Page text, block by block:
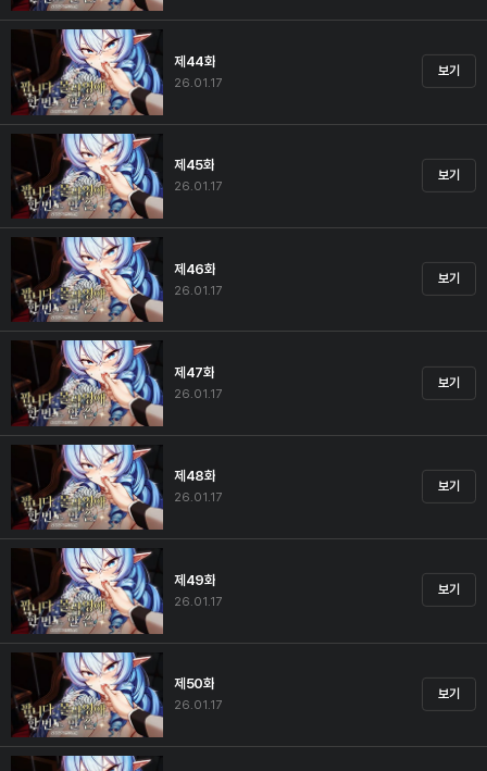
제44화
26.01.17
보기
제45화
26.01.17
보기
제46화
26.01.17
보기
제47화
26.01.17
보기
제48화
26.01.17
보기
제49화
26.01.17
보기
제50화
26.01.17
보기